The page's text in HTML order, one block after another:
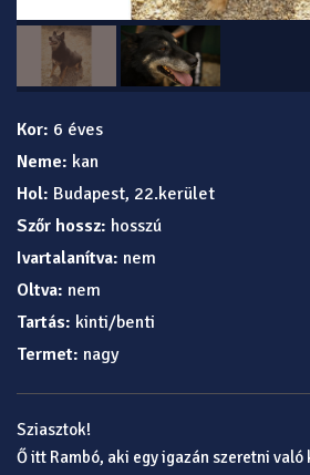
Kor: 6 éves
Neme: kan
Hol: Budapest, 22.kerület
Szőr hossz: hosszú
Ivartalanítva: nem
Oltva: nem
Tartás: kinti/benti
Termet: nagy
Sziasztok!
Ő itt Rambó, aki egy igazán szeretni való